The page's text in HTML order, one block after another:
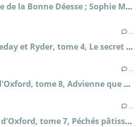
Clodia ou le scandale de la Bonne Déesse ; Sophie Malick-Prunier
Une enquête de Loveday et Ryder, tome 4, Le secret de Briar's Hall ; Faith Martin
Les thés meutriers d'Oxford, tome 8, Advienne que mourra ; H.Y Hanna
Les Thés meurtriers d'Oxford, tome 7, Péchés pâtissiers ; H.Y Hanna